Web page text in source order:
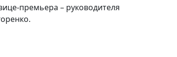
премьера – руководителя